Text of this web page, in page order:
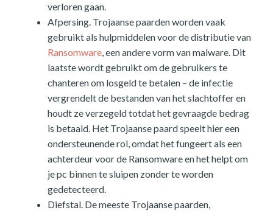
verloren gaan.
Afpersing. Trojaanse paarden worden vaak
gebruikt als hulpmiddelen voor de distributie van
Ransomware, een andere vorm van malware. Dit
laatste wordt gebruikt om de gebruikers te
chanteren om losgeld te betalen – de infectie
vergrendelt de bestanden van het slachtoffer en
houdt ze verzegeld totdat het gevraagde bedrag
is betaald. Het Trojaanse paard speelt hier een
ondersteunende rol, omdat het fungeert als een
achterdeur voor de Ransomware en het helpt om
je pc binnen te sluipen zonder te worden
gedetecteerd.
Diefstal. De meeste Trojaanse paarden,